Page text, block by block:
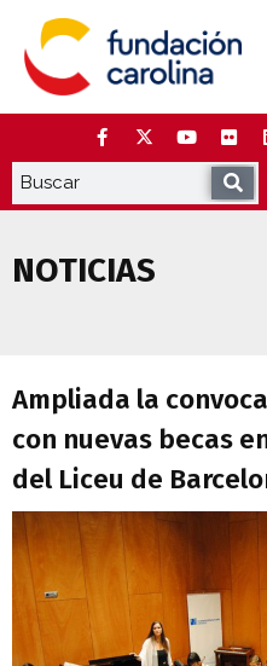
contenido
NOTICIAS
Ampliada la
con nuevas becas
del Liceu de